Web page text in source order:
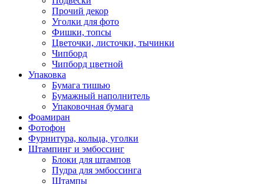
Прочий декор
Уголки для фото
Фишки, топсы
Цветочки, листочки, тычинки
Чипборд
Чипборд цветной
Упаковка
Бумага тишью
Бумажный наполнитель
Упаковочная бумага
Фоамиран
Фотофон
Фурнитура, кольца, уголки
Штампинг и эмбоссинг
Блоки для штампов
Пудра для эмбоссинга
Штампы